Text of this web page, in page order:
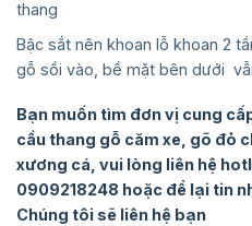
thang
Bậc sắt nên khoan lỗ khoan 2
gỗ sồi vào, bề mặt bên dưới
Bạn muốn tìm đơn vị cung
cầu thang gỗ căm xe, gõ đỏ
xương cá, vui lòng liên hệ
0909218248 hoặc để lại tin
Chúng tôi sẽ liên hệ bạn